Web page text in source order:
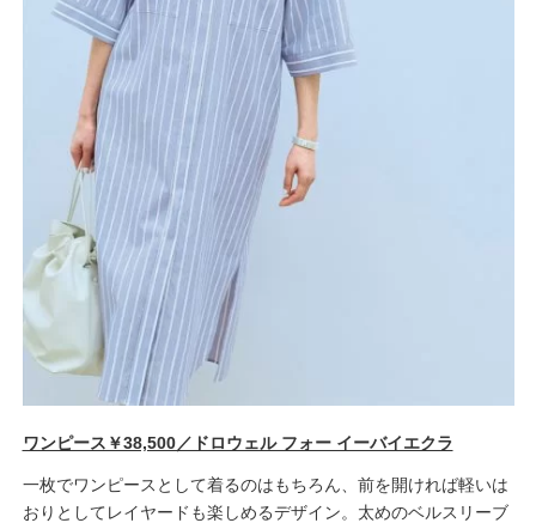
ワンピース￥38,500／ドロウェル フォー イーバイエクラ
一枚でワンピースとして着るのはもちろん、前を開ければ軽いは
おりとしてレイヤードも楽しめるデザイン。太めのベルスリーブ